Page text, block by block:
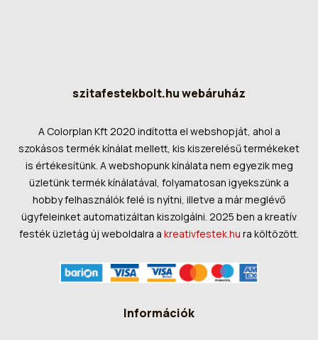
szitafestekbolt.hu webáruház
A Colorplan Kft 2020 indította el webshopját, ahol a
szokásos termék kínálat mellett, kis kiszerelésű termékeket
is értékesítünk. A webshopunk kínálata nem egyezik meg
üzletünk termék kínálatával, folyamatosan igyekszünk a
hobby felhasználók felé is nyítni, illetve a már meglévő
ügyfeleinket automatizáltan kiszolgálni. 2025 ben a kreatív
festék üzletág új weboldalra a kreativfestek.hu ra költözött.
Információk